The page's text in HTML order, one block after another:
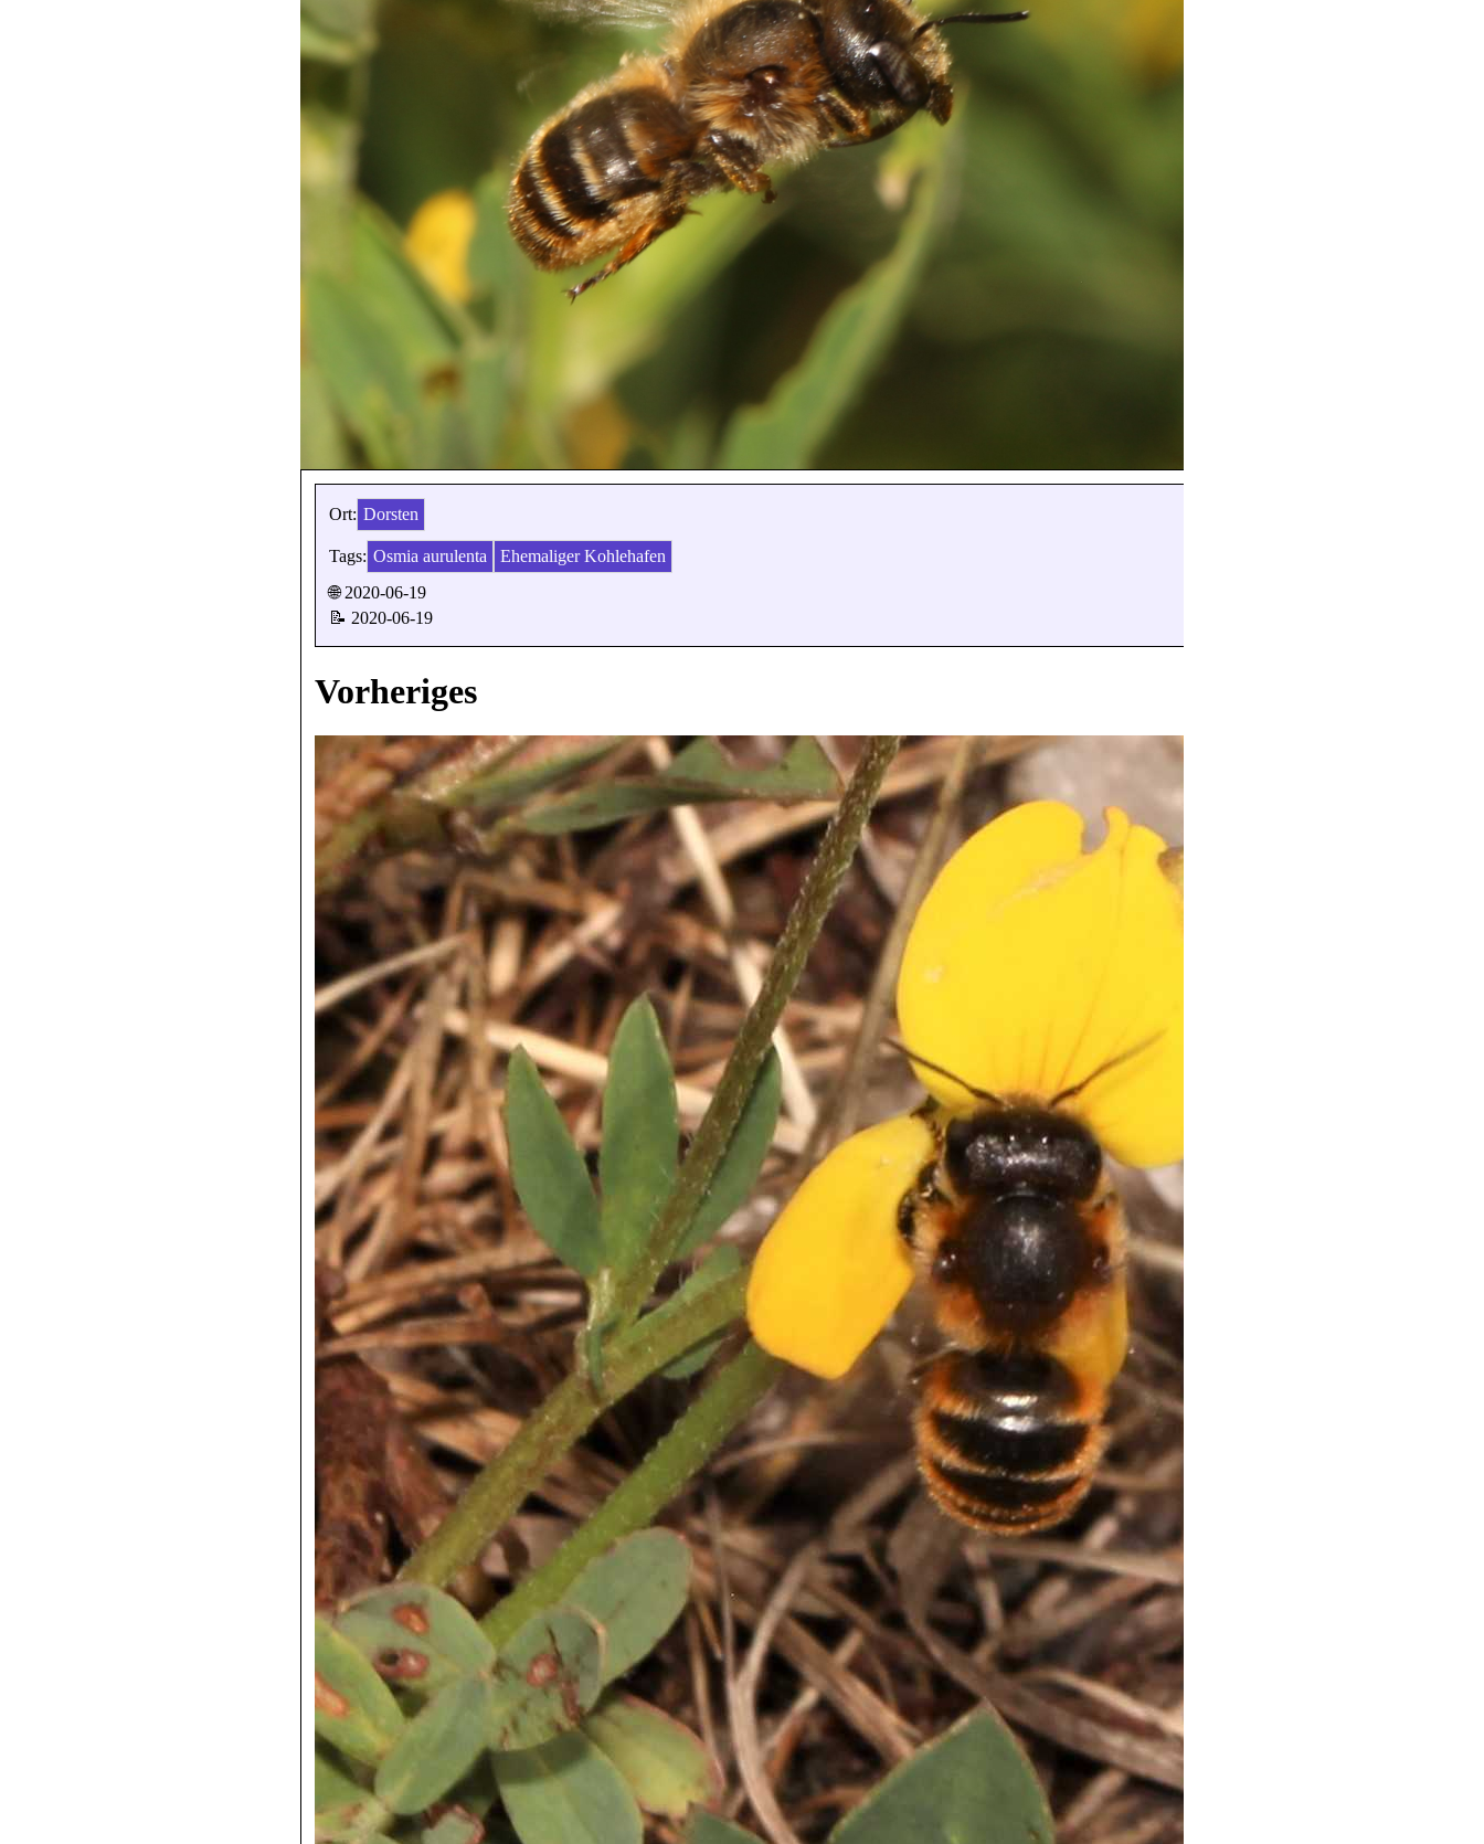
Ort: Dorsten
Tags: Osmia aurulenta
Ehemaliger Kohlehafen
🌐 2020-06-19
📝 2020-06-19
Vorheriges